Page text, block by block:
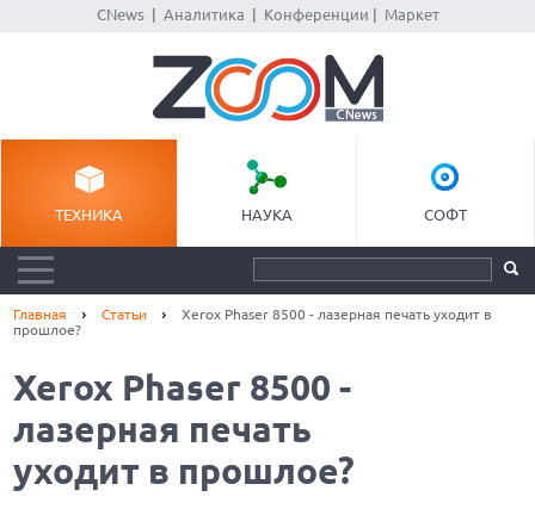
CNews| Аналитика Конференции Маркет
ТЕХНИКА НАУКА СОФТ
Главная Статьи
Xerox Phaser 8500 - лазерная печать уходит в
прошлое?
Xerox Phaser 8500 -
лазерная печать
уходит в прошлое?